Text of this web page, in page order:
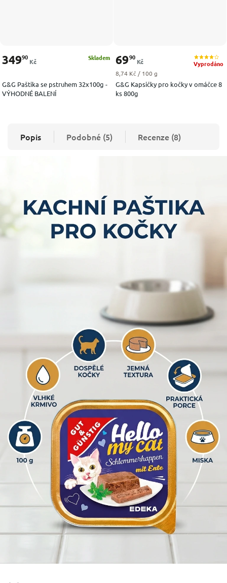
G&G Paštika se pstruhem 32x100g -
VÝHODNÉ BALENÍ
Skladem
34990
Kč
G&G Kapsičky pro kočky v omáčce 8
ks 800g
Vyprodáno
6990
Kč
Měrná cena:
8,74 Kč / 100 g
Popis Podobné (5) Recenze (8)